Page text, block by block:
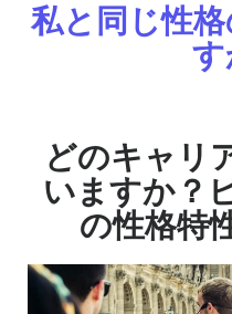
私と同じ性
す
どのキャリ
いますか？
の性格特